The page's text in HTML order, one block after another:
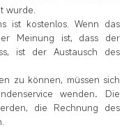
wurde.
ist kostenlos. Wenn das
Meinung ist, dass der
ist der Austausch des
zu können, müssen sich
wenden. Die
die Rechnung des